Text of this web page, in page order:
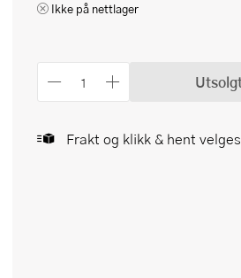
Ikke på nettlager
Frakt og klikk & hent